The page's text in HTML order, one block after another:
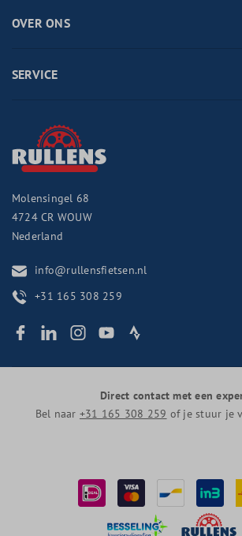
OVER ONS
SERVICE
Molensingel 68
4724 CR WOUW
Nederland
info@rullensfietsen.nl
+31 165 308 259
Direct contact met een
Bel naar +31 165 308 259 of je stuur je